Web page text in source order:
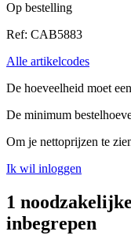
Op bestelling
Ref: CAB5883
Alle artikelcodes
De hoeveelheid moet
De minimum
Om je nettoprijzen te
Ik wil inloggen
1
inbegrepen